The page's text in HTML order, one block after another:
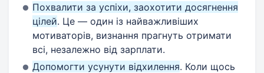
Похвалити за успіхи, заохотити досягнення
цілей. Це — один із найважливіших
мотиваторів, визнання прагнуть отримати
всі, незалежно від зарплати.
Допомогти усунути відхилення. Коли щось